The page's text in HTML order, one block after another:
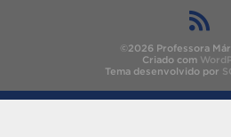
©2026 Professora
Criado com
Tema desenvolvido por